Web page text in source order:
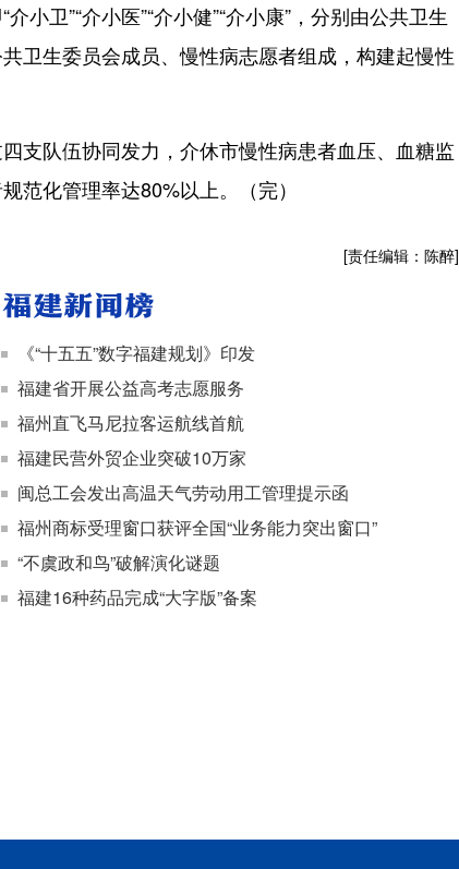
卫”“介小医”“介小健”“介小康”，分别由公共卫生
卫生委员会成员、慢性病志愿者组成，构建起慢性
队伍协同发力，介休市慢性病患者血压、血糖监
范化管理率达80%以上。（完）
[责任编辑：陈醉]
《“十五五”数字福建规划》印发
福建省开展公益高考志愿服务
福州直飞马尼拉客运航线首航
福建民营外贸企业突破10万家
闽总工会发出高温天气劳动用工管理提示函
福州商标受理窗口获评全国“业务能力突出窗口”
“不虞政和鸟”破解演化谜题
福建16种药品完成“大字版”备案